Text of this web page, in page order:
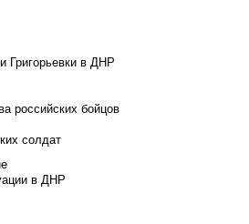
Григорьевки в ДНР
российских бойцов
солдат
в ДНР